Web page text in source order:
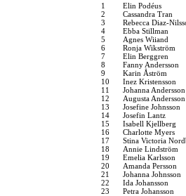
1 Elin Podéus
2
Cassandra Tran
3
Rebecca Diaz-
4
Ebba Stillman
5
Agnes Wiiand
6
Ronja Wikström
7
Elin Berggren
8
Fanny Andersson
9
Karin Åström
10
Inez Kristensson
11
Johanna Andersson
12
Augusta Andersson
13
Josefine Johnsson
14
Josefin Lantz
15
Isabell Kjellberg
16
Charlotte Myers
17
Stina Victoria
18
Annie Lindström
19
Emelia Karlsson
20
Amanda Persson
21
Johanna Johnsson
22
Ida Johansson
23
Petra Johansson